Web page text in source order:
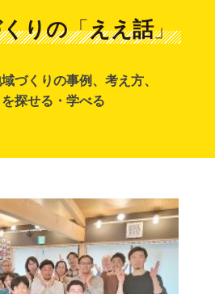
りの「ええ話」
づくりの事例、考え方、
を探せる・学べる